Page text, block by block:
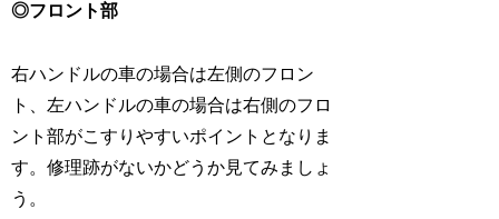
◎フロント部
右ハンドルの車の場合は左側のフロン
ト、左ハンドルの車の場合は右側のフロ
ント部がこすりやすいポイントとなりま
す。修理跡がないかどうか見てみましょ
う。